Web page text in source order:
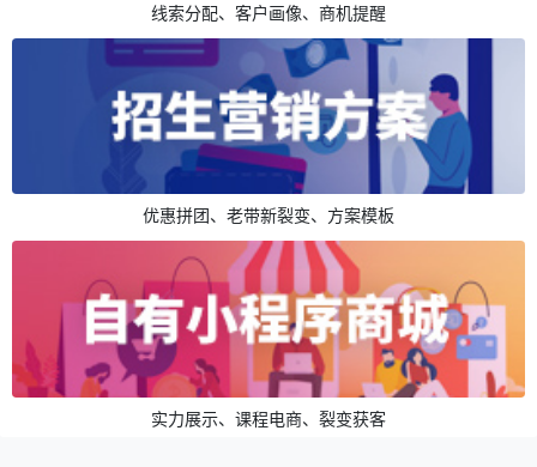
线索分配、客户画像、商机提醒
优惠拼团、老带新裂变、方案模板
实力展示、课程电商、裂变获客